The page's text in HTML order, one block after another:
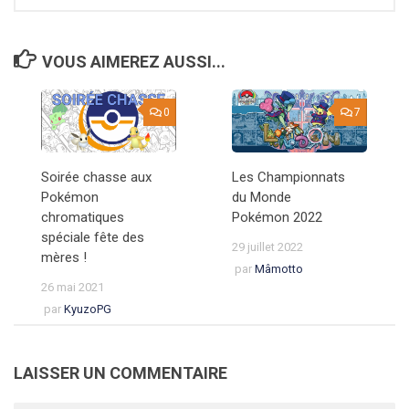
VOUS AIMEREZ AUSSI...
0
Soirée chasse aux
Pokémon
chromatiques
spéciale fête des
mères !
26 mai 2021
par KyuzoPG
7
Les Championnats
du Monde
Pokémon 2022
29 juillet 2022
par Mâmotto
LAISSER UN COMMENTAIRE